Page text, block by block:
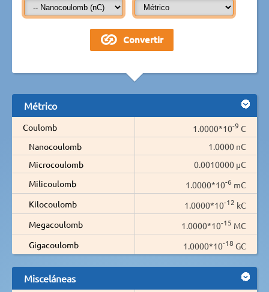
Métrico
Coulomb 1.0000*10-9 C
Nanocoulomb
1.0000 nC
Microcoulomb
0.0010000 µC
Milicoulomb
1.0000*10-6 mC
Kilocoulomb
1.0000*10-12 kC
Megacoulomb
1.0000*10-15 MC
Gigacoulomb
1.0000*10-18 GC
Misceláneas